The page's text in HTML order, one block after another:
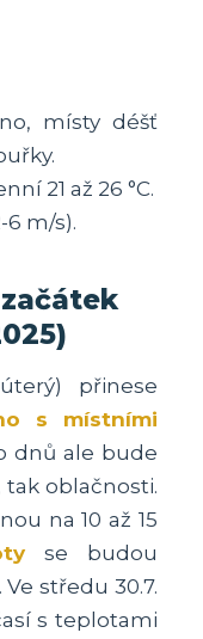
místy déšť
21 až 26 °C.
6 m/s).
přinese
s místními
dnů ale bude
tak oblačnosti.
na 10 až 15
se budou
středu 30.7.
s teplotami